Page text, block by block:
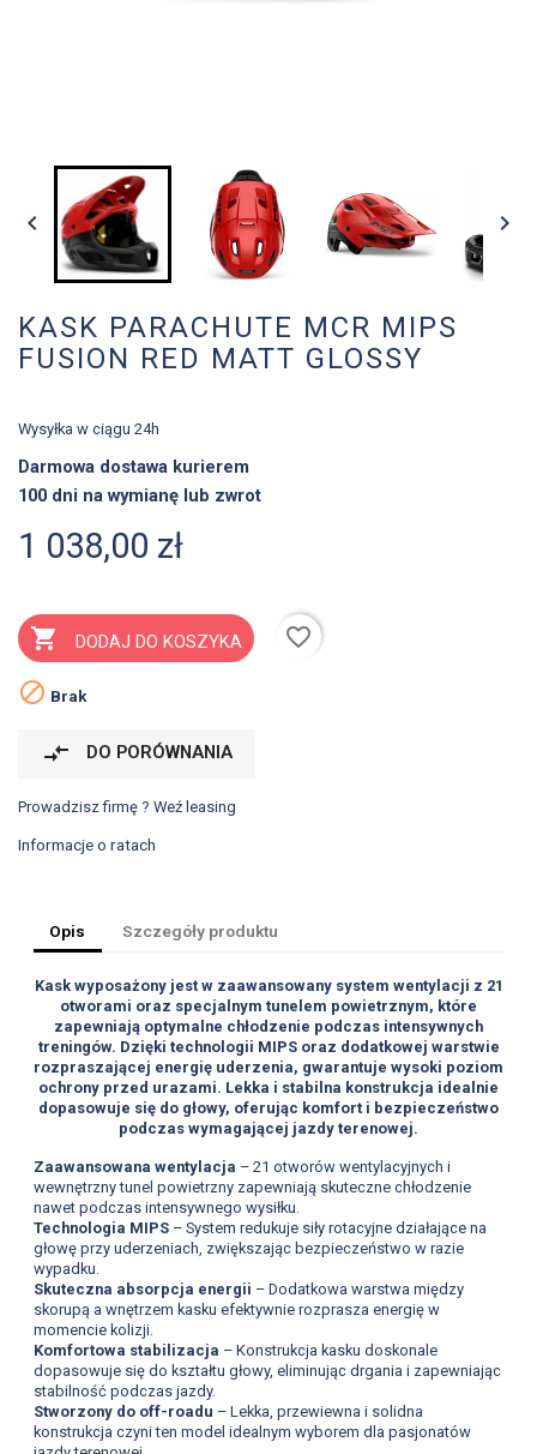
 
KASK PARACHUTE MCR MIPS
FUSION RED MATT GLOSSY
Wysyłka w ciągu 24h
Darmowa dostawa kurierem
100 dni na wymianę lub zwrot
1 038,00 zł
 DODAJ DO KOSZYKA
favorite_border
 Brak
compare_arrows DO PORÓWNANIA
Prowadzisz firmę ? Weź leasing
Informacje o ratach
Opis Szczegóły produktu
Kask wyposażony jest w zaawansowany system wentylacji z 21
otworami oraz specjalnym tunelem powietrznym, które
zapewniają optymalne chłodzenie podczas intensywnych
treningów. Dzięki technologii MIPS oraz dodatkowej warstwie
rozpraszającej energię uderzenia, gwarantuje wysoki poziom
ochrony przed urazami. Lekka i stabilna konstrukcja idealnie
dopasowuje się do głowy, oferując komfort i bezpieczeństwo
podczas wymagającej jazdy terenowej.
Zaawansowana wentylacja – 21 otworów wentylacyjnych i
wewnętrzny tunel powietrzny zapewniają skuteczne chłodzenie
nawet podczas intensywnego wysiłku.
Technologia MIPS– System redukuje siły rotacyjne działające na
głowę przy uderzeniach, zwiększając bezpieczeństwo w razie
wypadku.
Skuteczna absorpcja energii – Dodatkowa warstwa między
skorupą a wnętrzem kasku efektywnie rozprasza energię w
momencie kolizji.
Komfortowa stabilizacja – Konstrukcja kasku doskonale
dopasowuje się do kształtu głowy, eliminując drgania i zapewniając
stabilność podczas jazdy.
Stworzony do off-roadu – Lekka, przewiewna i solidna
konstrukcja czyni ten model idealnym wyborem dla pasjonatów